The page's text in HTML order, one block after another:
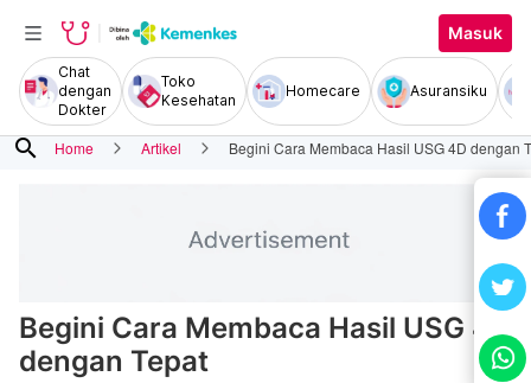
Masuk
Chat
dengan
Dokter
Toko
Kesehatan
Homecare Asuransiku
search Home Artikel Begini Cara Membaca Hasil USG 4D dengan
Begini Cara Membaca Hasil USG 4D
dengan Tepat